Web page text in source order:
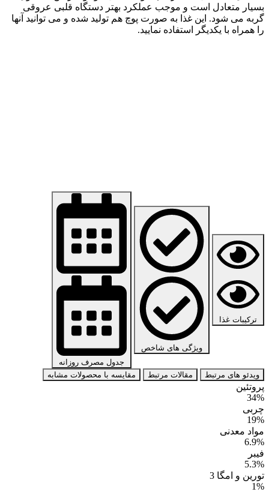
بسیار متعادل است و موجب عملکرد بهتر دستگاه قلبی عروقی
گربه می شود. این غذا به صورت پوچ هم تولید شده و می توانید آنها
را همراه با یکدیگر استفاده نمایید.
ترکیبات غذا
ویژگی های شاخص
جدول مصرف روزانه
ویدئو های مرتبط
مقالات مرتبط مقایسه با محصولات مشابه
پروتئین
34%
چربی
19%
مواد معدنی
6.9%
فیبر
5.3%
تورین و امگا 3
1%